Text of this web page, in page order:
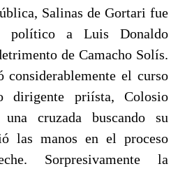
Salinas de Gortari fue
político a Luis Donaldo
de Camacho Solís.
el curso
dirigente priísta, Colosio
cruzada buscando su
las manos en el proceso
Sorpresivamente la